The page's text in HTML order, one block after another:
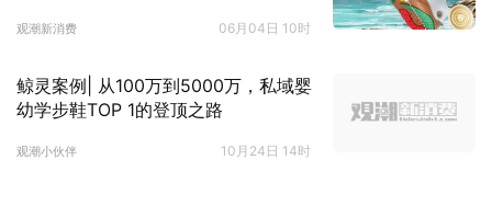
观潮新消费 06月04日 10时
鲸灵案例| 从100万到5000万，私域婴
幼学步鞋TOP 1的登顶之路
观潮小伙伴 10月24日 14时